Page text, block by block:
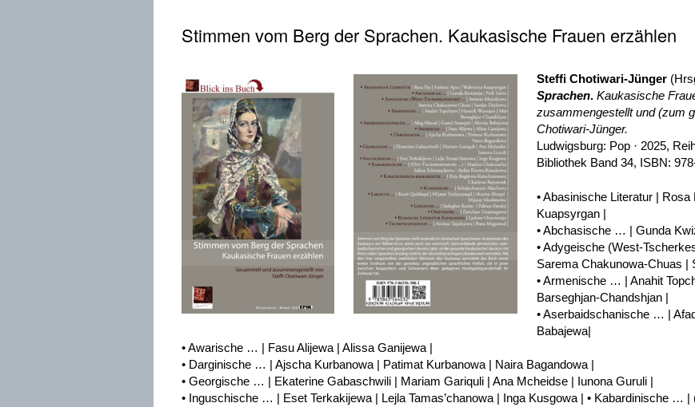
Stimmen vom Berg der Sprachen. Kaukasische Frauen erzählen
Steffi Chotiwari-Jünger
Sprachen. Kaukasische
zusammengestellt und (zum
Chotiwari-Jünger.
Ludwigsburg: Pop · 2025,
Bibliothek Band 34, ISBN:
• Abasinische Literatur |
Kuapsyrgan |
• Abchasische … | Gunda
• Adygeische (West-
Sarema Chakunowa-Chuas |
• Armenische … | Anahit
Barseghjan-Chandshjan |
• Aserbaidschanische … |
Babajewa|
• Awarische … | Fasu Alijewa | Alissa Ganijewa |
• Darginische … | Ajscha Kurbanowa | Patimat Kurbanowa | Naira Bagandowa |
• Georgische … | Ekaterine Gabaschwili | Mariam Gariquli | Ana Mcheidse | Iunona Guruli |
• Inguschische … | Eset Terkakijewa | Lejla Tamas’chanowa | Inga Kusgowa | • Kabardinische